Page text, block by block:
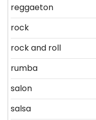
reggaeton
rock
rock and roll
rumba
salon
salsa